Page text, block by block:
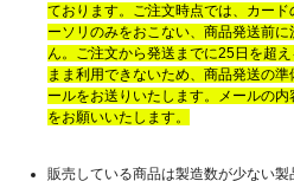
ております。ご注文時点では、カー
ーソリのみをおこない、商品発送前
ん。ご注文から発送までに25日を超
まま利用できないため、商品発送の
ールをお送りいたします。メールの
をお願いいたします。
販売している商品は製造数が少ない